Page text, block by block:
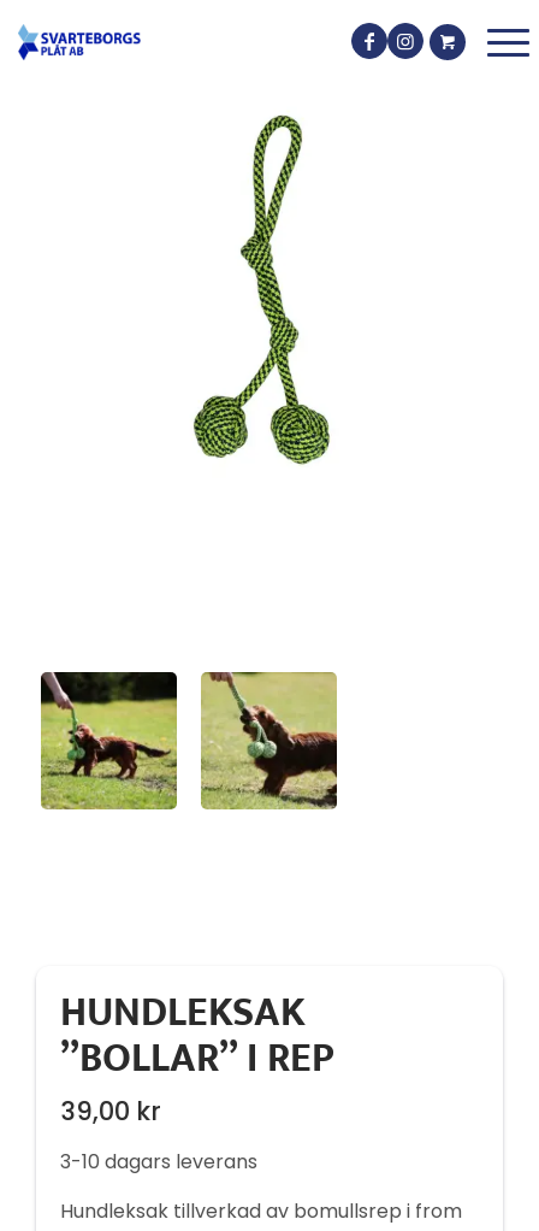
HUNDLEKSAK
”BOLLAR” I REP
39,00 kr
3-10 dagars leverans
Hundleksak tillverkad av bomullsrep i from